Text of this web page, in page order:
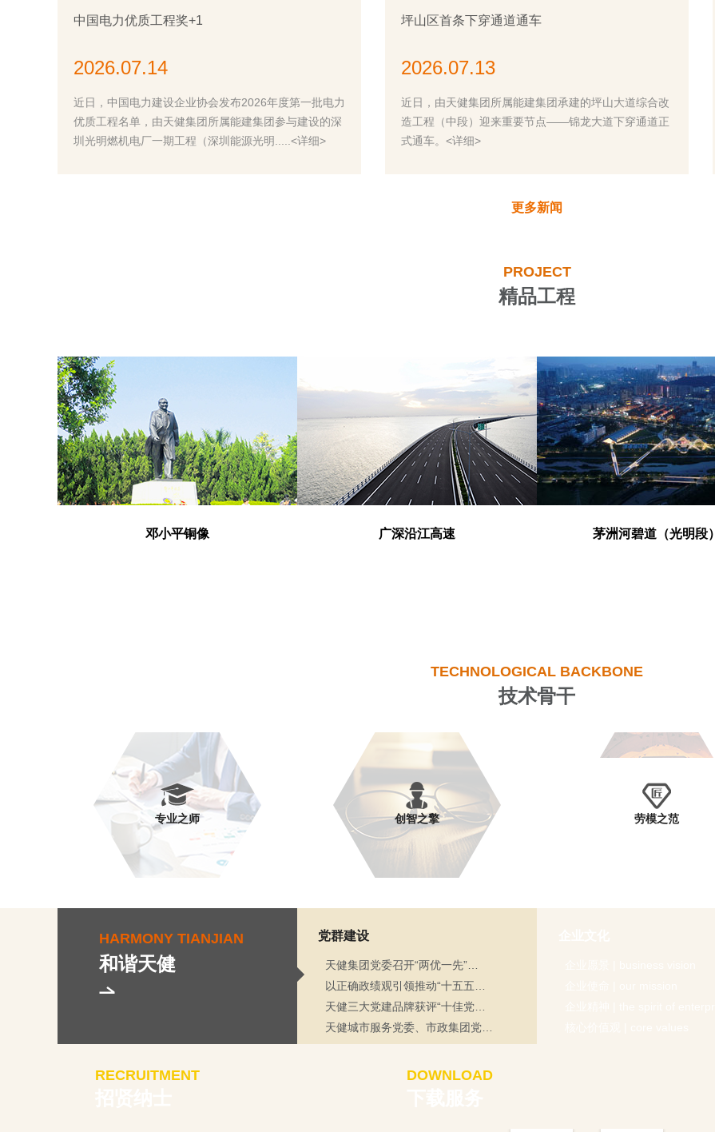
中国电力优质工程奖+1
2026.07.14
近日，中国电力建设企业协会发布2026年度第一批电力
优质工程名单，由天健集团所属能建集团参与建设的深
圳光明燃机电厂一期工程（深圳能源光明.....<详细>
坪山区首条下穿通道通车
2026.07.13
近日，由天健集团所属能建集团承建的坪山大道综合改
造工程（中段）迎来重要节点——锦龙大道下穿通道正
式通车。<详细>
更多新闻
PROJECT
精品工程
邓小平铜像 广深沿江高速 茅洲河碧道（光明段）
TECHNOLOGICAL BACKBONE
技术骨干
专业之师 创智之擎 劳模之范
HARMONY TIANJIAN
和谐天健
党群建设
天健集团党委召开“两优一先”…
以正确政绩观引领推动“十五五…
天健三大党建品牌获评“十佳党…
天健城市服务党委、市政集团党…
RECRUITMENT DOWNLOAD